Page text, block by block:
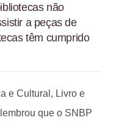
não
a peças de
têm cumprido
e Cultural, Livro e
que o SNBP